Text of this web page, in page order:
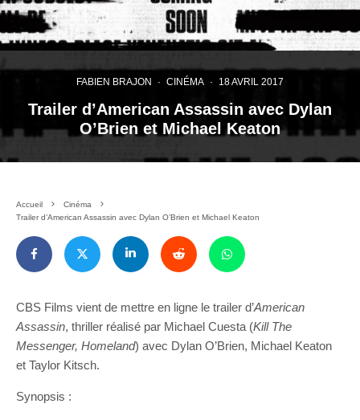
FABIEN BRAJON · CINÉMA · 18 AVRIL 2017
Trailer d’American Assassin avec Dylan
O’Brien et Michael Keaton
Accueil
Cinéma
Trailer d’American Assassin avec Dylan O’Brien et Michael Keaton
CBS Films vient de mettre en ligne le trailer d’American
Assassin, thriller réalisé par Michael Cuesta (Kill The
Messenger, Homeland) avec Dylan O’Brien, Michael Keaton
et Taylor Kitsch.
Synopsis :